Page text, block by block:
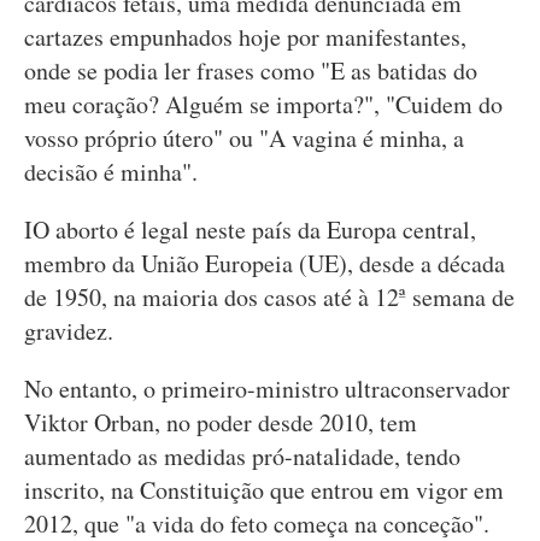
cartazes empunhados hoje por manifestantes,
onde se podia ler frases como "E as batidas do
meu coração? Alguém se importa?", "Cuidem do
vosso próprio útero" ou "A vagina é minha, a
decisão é minha".
IO aborto é legal neste país da Europa central,
membro da União Europeia (UE), desde a década
de 1950, na maioria dos casos até à 12ª semana de
gravidez.
No entanto, o primeiro-ministro ultraconservador
Viktor Orban, no poder desde 2010, tem
aumentado as medidas pró-natalidade, tendo
inscrito, na Constituição que entrou em vigor em
2012, que "a vida do feto começa na conceção".